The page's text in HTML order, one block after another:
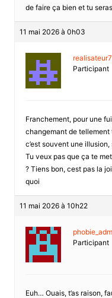
de faire ça bien et tu
11 mai 2026 à 0h03
Participant
Franchement, pour une
changemant de
c’est souvent une
Tu veux pas que ça te
? Tiens bon, cest pas la
quoi
11 mai 2026 à 10h22
Participant
Euh… Ouais, t’as raison,